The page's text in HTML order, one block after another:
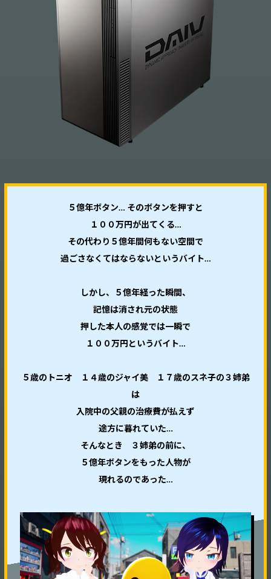
５億年ボタン… そのボタンを押すと
１００万円が出てくる…
その代わり５億年間何もない空間で
過ごさなくてはならないというバイト…
しかし、５億年経った瞬間、
記憶は消され元の状態
押した本人の感覚では一瞬で
１００万円というバイト…
５歳のトニオ １４歳のジャイ美 １７歳のスネ子の３姉弟
は
入院中の父親の治療費が払えず
途方に暮れていた…
そんなとき ３姉弟の前に、
５億年ボタンをもった人物が
現れるのであった…